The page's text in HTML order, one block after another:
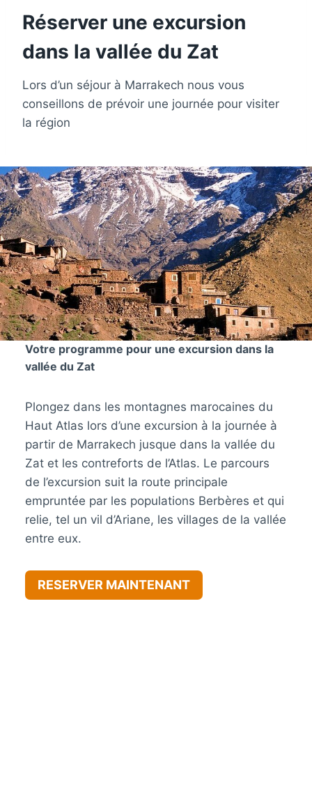
Réserver une excursion
dans la vallée du Zat
Lors d’un séjour à Marrakech nous vous
conseillons de prévoir une journée pour visiter
la région
Votre programme pour une excursion dans la
vallée du Zat
Plongez dans les montagnes marocaines du
Haut Atlas lors d’une excursion à la journée à
partir de Marrakech jusque dans la vallée du
Zat et les contreforts de l’Atlas. Le parcours
de l’excursion suit la route principale
empruntée par les populations Berbères et qui
relie, tel un vil d’Ariane, les villages de la vallée
entre eux.
RESERVER MAINTENANT